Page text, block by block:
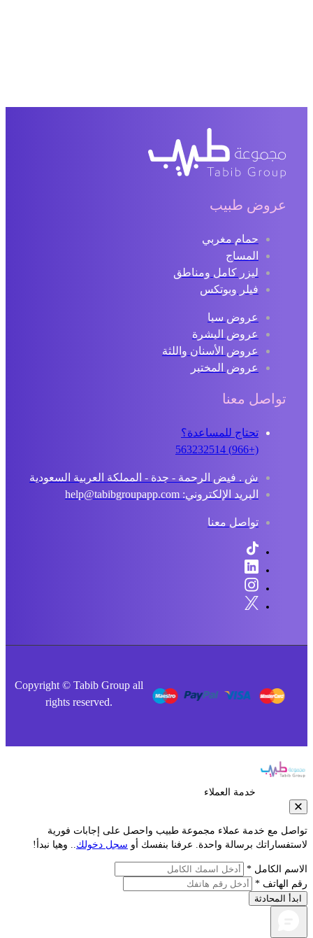
عروض طبيب
حمام مغربي
المساج
ليزر كامل ومناطق
فيلر وبوتكس
عروض سبا
عروض البشرة
عروض الأسنان واللثة
عروض المختبر
تواصل معنا
تحتاج للمساعدة؟
ش . فيض الرحمة - جدة - المملكة العربية السعودية
البريد الإلكتروني: help@tabibgroupapp.com
تواصل معنا
Copyright © Tabib Group all
rights reserved.
خدمة العملاء
مع خدمة عملاء مجموعة طبيب واحصل على إجابات فورية
برسالة واحدة. عرفنا بنفسك أوسجل دخولك.. وهيا نبدأ!
الكامل *
الهاتف *
المحادثة